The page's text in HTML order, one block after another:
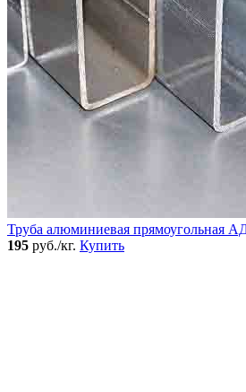
Труба алюминиевая прямоугольная
195 руб./кг. Купить